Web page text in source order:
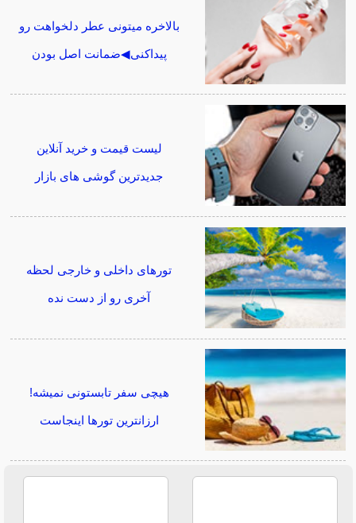
بالاخره میتونی عطر دلخواهت رو
پیداکنی◀ضمانت اصل بودن
لیست قیمت و خرید آنلاین
جدیدترین گوشی های بازار
تورهای داخلی و خارجی لحظه
آخری رو از دست نده
هیچی سفر تابستونی نمیشه!
ارزانترین تورها اینجاست